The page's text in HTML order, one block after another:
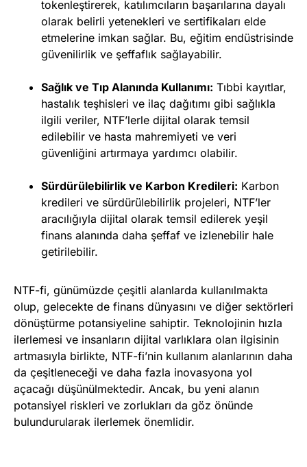
tokenleştirerek, katılımcıların başarılarına dayalı
olarak belirli yetenekleri ve sertifikaları elde
etmelerine imkan sağlar. Bu, eğitim endüstrisinde
güvenilirlik ve şeffaflık sağlayabilir.
Sağlık ve Tıp Alanında Kullanımı: Tıbbi kayıtlar,
hastalık teşhisleri ve ilaç dağıtımı gibi sağlıkla
ilgili veriler, NTF’lerle dijital olarak temsil
edilebilir ve hasta mahremiyeti ve veri
güvenliğini artırmaya yardımcı olabilir.
Sürdürülebilirlik ve Karbon Kredileri: Karbon
kredileri ve sürdürülebilirlik projeleri, NTF’ler
aracılığıyla dijital olarak temsil edilerek yeşil
finans alanında daha şeffaf ve izlenebilir hale
getirilebilir.
NTF-fi, günümüzde çeşitli alanlarda kullanılmakta
olup, gelecekte de finans dünyasını ve diğer sektörleri
dönüştürme potansiyeline sahiptir. Teknolojinin hızla
ilerlemesi ve insanların dijital varlıklara olan ilgisinin
artmasıyla birlikte, NTF-fi’nin kullanım alanlarının daha
da çeşitleneceği ve daha fazla inovasyona yol
açacağı düşünülmektedir. Ancak, bu yeni alanın
potansiyel riskleri ve zorlukları da göz önünde
bulundurularak ilerlemek önemlidir.